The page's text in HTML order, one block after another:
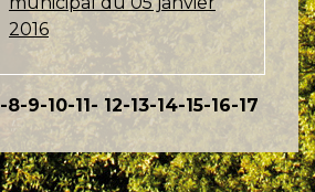
2016
-8-9-10-11- 12-13-14-15-16-17